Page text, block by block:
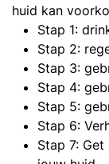
huid kan
Stap 1:
Stap 2:
Stap 3:
Stap 4:
Stap 5:
Stap 6:
Stap 7: